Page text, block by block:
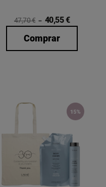
47,70 € 40,55 €
Comprar